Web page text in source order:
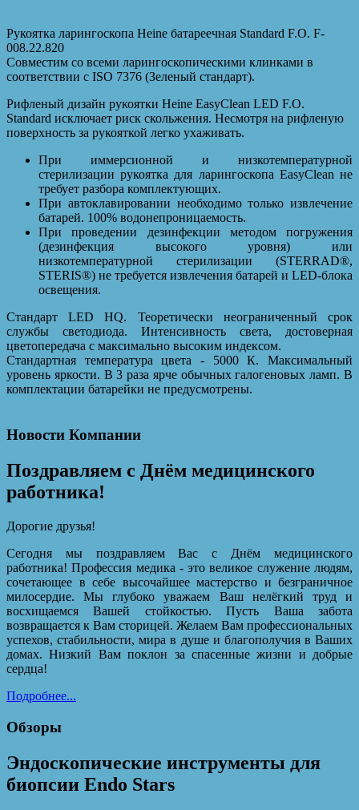
Рукоятка ларингоскопа Heine батареечная Standard F.O. F-
008.22.820
Совместим со всеми ларингоскопическими клинками в
соответствии с ISO 7376 (Зеленый стандарт).
Рифленый дизайн рукоятки Heine EasyClean LED F.O.
Standard исключает риск скольжения. Несмотря на рифленую
поверхность за рукояткой легко ухаживать.
При иммерсионной и низкотемпературной
стерилизации рукоятка для ларингоскопа EasyClean не
требует разбора комплектующих.
При автоклавировании необходимо только извлечение
батарей. 100% водонепроницаемость.
При проведении дезинфекции методом погружения
(дезинфекция высокого уровня) или
низкотемпературной стерилизации (STERRAD®,
STERIS®) не требуется извлечения батарей и LED-блока
освещения.
Стандарт LED HQ. Теоретически неограниченный срок
службы светодиода. Интенсивность света, достоверная
цветопередача с максимально высоким индексом.
Стандартная температура цвета - 5000 К. Максимальный
уровень яркости. В 3 раза ярче обычных галогеновых ламп. В
комплектации батарейки не предусмотрены.
Новости Компании
Поздравляем с Днём медицинского
работника!
Дорогие друзья!
Сегодня мы поздравляем Вас с Днём медицинского
работника! Профессия медика - это великое служение людям,
сочетающее в себе высочайшее мастерство и безграничное
милосердие. Мы глубоко уважаем Ваш нелёгкий труд и
восхищаемся Вашей стойкостью. Пусть Ваша забота
возвращается к Вам сторицей. Желаем Вам профессиональных
успехов, стабильности, мира в душе и благополучия в Ваших
домах. Низкий Вам поклон за спасенные жизни и добрые
сердца!
Подробнее...
Обзоры
Эндоскопические инструменты для
биопсии Endo Stars